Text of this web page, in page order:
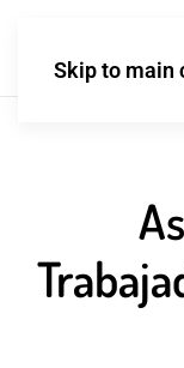
Skip to main